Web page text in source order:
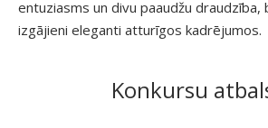
entuziasms un divu paaudžu draudzība,
izgājieni eleganti atturīgos kadrējumos.
Konkursu